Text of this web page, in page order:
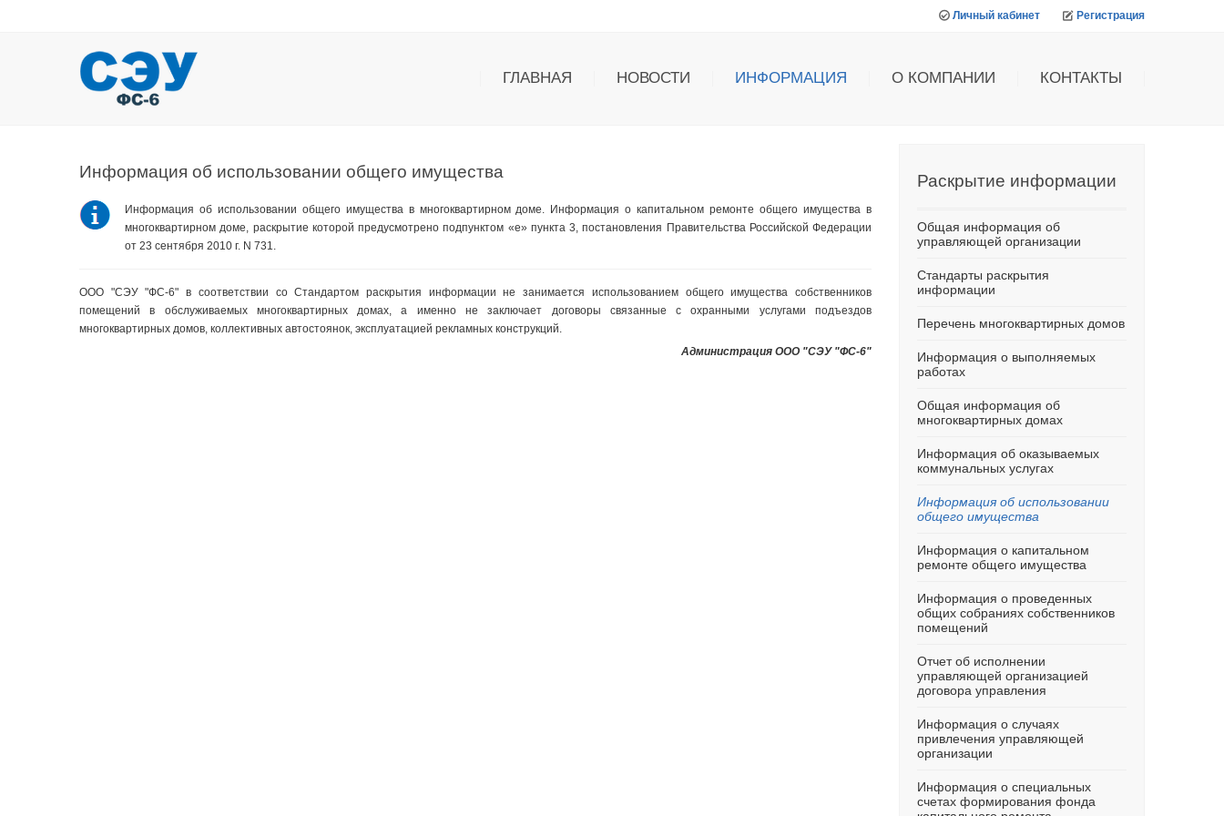
Личный кабинет Регистрация
ГЛАВНАЯ НОВОСТИ ИНФОРМАЦИЯ О КОМПАНИИ КОНТАКТЫ
Информация об использовании общего имущества
Информация об использовании общего имущества в многоквартирном доме. Информация о капитальном ремонте общего имущества в
многоквартирном доме, раскрытие которой предусмотрено подпунктом «е» пункта 3, постановления Правительства Российской Федерации
от 23 сентября 2010 г. N 731.
ООО "СЭУ "ФС-6" в соответствии со Стандартом раскрытия информации не занимается использованием общего имущества собственников
помещений в обслуживаемых многоквартирных домах, а именно не заключает договоры связанные с охранными услугами подъездов
многоквартирных домов, коллективных автостоянок, эксплуатацией рекламных конструкций.
Администрация ООО "СЭУ "ФС-6"
Раскрытие информации
Общая информация об
управляющей организации
Стандарты раскрытия
информации
Перечень многоквартирных домов
Информация о выполняемых
работах
Общая информация об
многоквартирных домах
Информация об оказываемых
коммунальных услугах
Информация об использовании
общего имущества
Информация о капитальном
ремонте общего имущества
Информация о проведенных
общих собраниях собственников
помещений
Отчет об исполнении
управляющей организацией
договора управления
Информация о случаях
привлечения управляющей
организации
Информация о специальных
счетах формирования фонда